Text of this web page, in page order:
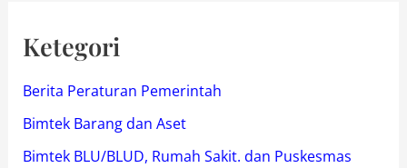
Ketegori
Berita Peraturan Pemerintah
Bimtek Barang dan Aset
Bimtek BLU/BLUD, Rumah Sakit. dan Puskesmas